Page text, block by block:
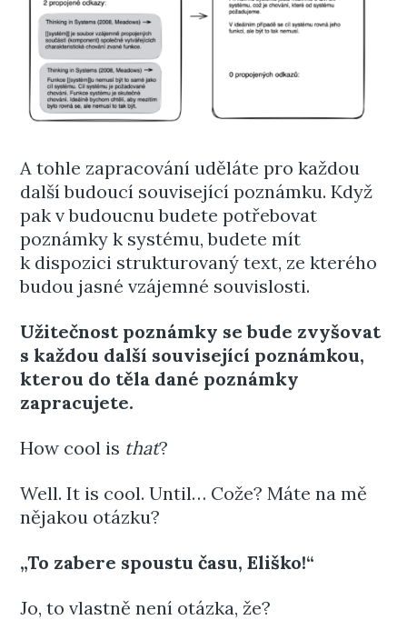
A tohle zapracování uděláte pro každou
další budoucí související poznámku. Když
pak v budoucnu budete potřebovat
poznámky k systému, budete mít
k dispozici strukturovaný text, ze kterého
budou jasné vzájemné souvislosti.
Užitečnost poznámky se bude zvyšovat
s každou další související poznámkou,
kterou do těla dané poznámky
zapracujete.
How cool is that?
Well. It is cool. Until… Cože? Máte na mě
nějakou otázku?
„To zabere spoustu času, Eliško!“
Jo, to vlastně není otázka, že?